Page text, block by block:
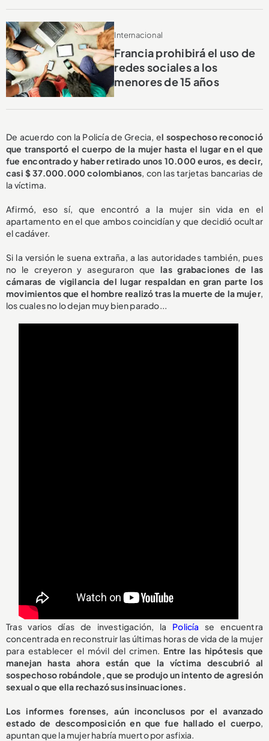
Internacional
Francia prohibirá el uso de
redes sociales a los
menores de 15 años
De acuerdo con la Policía de Grecia, el sospechoso reconoció
que transportó el cuerpo de la mujer hasta el lugar en el que
fue encontrado y haber retirado unos 10.000 euros, es decir,
casi $ 37.000.000 colombianos, con las tarjetas bancarias de
la víctima.
Afirmó, eso sí, que encontró a la mujer sin vida en el
apartamento en el que ambos coincidían y que decidió ocultar
el cadáver.
Si la versión le suena extraña, a las autoridades también, pues
no le creyeron y aseguraron quelas grabaciones de las
cámaras de vigilancia del lugar respaldan en gran parte los
movimientos que el hombre realizó tras la muerte de la mujer,
los cuales no lo dejan muy bien parado...
Tras varios días de investigación, la Policía se encuentra
concentrada en reconstruir las últimas horas de vida de la mujer
para establecer el móvil del crimen. Entre las hipótesis que
manejan hasta ahora están que la víctima descubrió al
sospechoso robándole, que se produjo un intento de agresión
sexual o que ella rechazó sus insinuaciones.
Los informes forenses, aún inconclusos por el avanzado
estado de descomposición en que fue hallado el cuerpo,
apuntan que la mujer habría muerto por asfixia.